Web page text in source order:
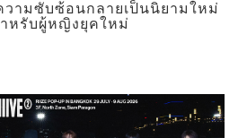
วามซับซ้อนกลายเป็นนิยามใหม่
หรับผู้หญิงยุคใหม่